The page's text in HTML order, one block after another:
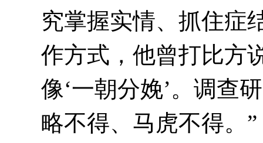
究掌握实情、抓住症
作方式，他曾打比方
像‘一朝分娩’。调查
略不得、马虎不得。”